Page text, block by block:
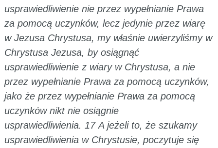
usprawiedliwienie nie przez wypełnianie Prawa
za pomocą uczynków, lecz jedynie przez wiarę
w Jezusa Chrystusa, my właśnie uwierzyliśmy w
Chrystusa Jezusa, by osiągnąć
usprawiedliwienie z wiary w Chrystusa, a nie
przez wypełnianie Prawa za pomocą uczynków,
jako że przez wypełnianie Prawa za pomocą
uczynków nikt nie osiągnie
usprawiedliwienia. 17 A jeżeli to, że szukamy
usprawiedliwienia w Chrystusie, poczytuje się